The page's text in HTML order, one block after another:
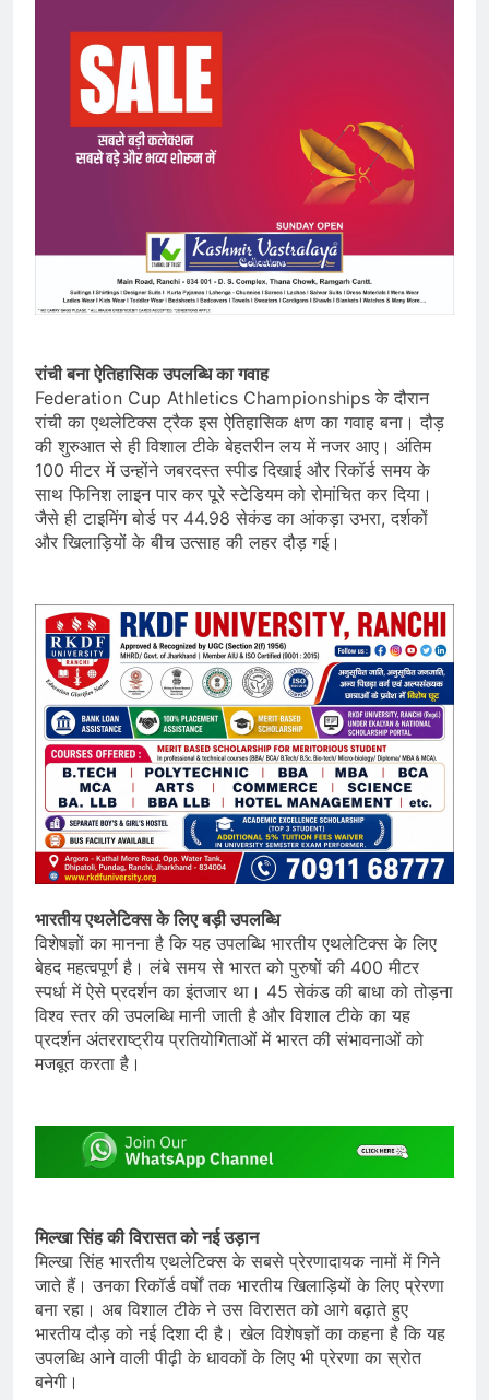
रांची बना ऐतिहासिक उपलब्धि का गवाह
Federation Cup Athletics Championships के दौरान
रांची का एथलेटिक्स ट्रैक इस ऐतिहासिक क्षण का गवाह बना। दौड़
की शुरुआत से ही विशाल टीके बेहतरीन लय में नजर आए। अंतिम
100 मीटर में उन्होंने जबरदस्त स्पीड दिखाई और रिकॉर्ड समय के
साथ फिनिश लाइन पार कर पूरे स्टेडियम को रोमांचित कर दिया।
जैसे ही टाइमिंग बोर्ड पर 44.98 सेकंड का आंकड़ा उभरा, दर्शकों
और खिलाड़ियों के बीच उत्साह की लहर दौड़ गई।
भारतीय एथलेटिक्स के लिए बड़ी उपलब्धि
विशेषज्ञों का मानना है कि यह उपलब्धि भारतीय एथलेटिक्स के लिए
बेहद महत्वपूर्ण है। लंबे समय से भारत को पुरुषों की 400 मीटर
स्पर्धा में ऐसे प्रदर्शन का इंतजार था। 45 सेकंड की बाधा को तोड़ना
विश्व स्तर की उपलब्धि मानी जाती है और विशाल टीके का यह
प्रदर्शन अंतरराष्ट्रीय प्रतियोगिताओं में भारत की संभावनाओं को
मजबूत करता है।
मिल्खा सिंह की विरासत को नई उड़ान
मिल्खा सिंह भारतीय एथलेटिक्स के सबसे प्रेरणादायक नामों में गिने
जाते हैं। उनका रिकॉर्ड वर्षों तक भारतीय खिलाड़ियों के लिए प्रेरणा
बना रहा। अब विशाल टीके ने उस विरासत को आगे बढ़ाते हुए
भारतीय दौड़ को नई दिशा दी है। खेल विशेषज्ञों का कहना है कि यह
उपलब्धि आने वाली पीढ़ी के धावकों के लिए भी प्रेरणा का स्रोत
बनेगी।